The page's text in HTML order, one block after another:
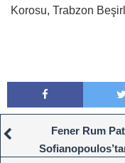
Korosu, Trabzon
Fener Rum